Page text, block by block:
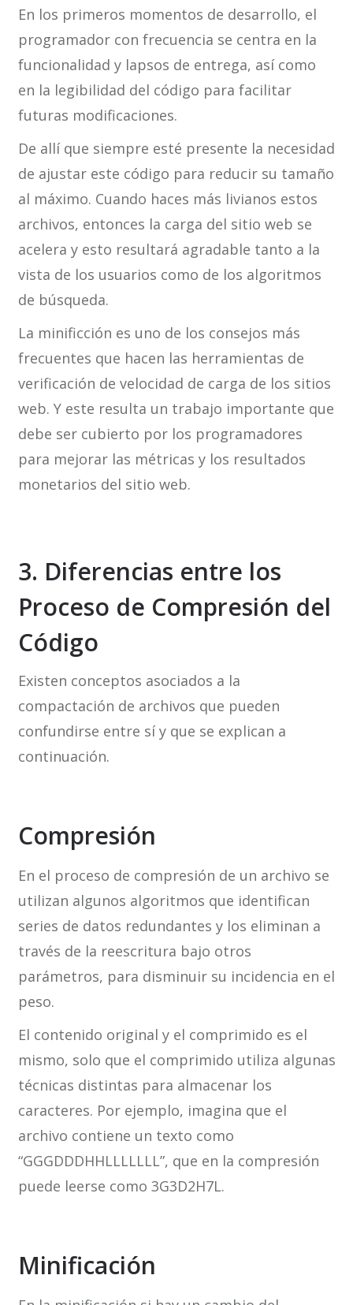
En los primeros momentos de desarrollo, el
programador con frecuencia se centra en la
funcionalidad y lapsos de entrega, así como
en la legibilidad del código para facilitar
futuras modificaciones.
De allí que siempre esté presente la necesidad
de ajustar este código para reducir su tamaño
al máximo. Cuando haces más livianos estos
archivos, entonces la carga del sitio web se
acelera y esto resultará agradable tanto a la
vista de los usuarios como de los algoritmos
de búsqueda.
La minificción es uno de los consejos más
frecuentes que hacen las herramientas de
verificación de velocidad de carga de los sitios
web. Y este resulta un trabajo importante que
debe ser cubierto por los programadores
para mejorar las métricas y los resultados
monetarios del sitio web.
3. Diferencias entre los
Proceso de Compresión del
Código
Existen conceptos asociados a la
compactación de archivos que pueden
confundirse entre sí y que se explican a
continuación.
Compresión
En el proceso de compresión de un archivo se
utilizan algunos algoritmos que identifican
series de datos redundantes y los eliminan a
través de la reescritura bajo otros
parámetros, para disminuir su incidencia en el
peso.
El contenido original y el comprimido es el
mismo, solo que el comprimido utiliza algunas
técnicas distintas para almacenar los
caracteres. Por ejemplo, imagina que el
archivo contiene un texto como
“GGGDDDHHLLLLLLL”, que en la compresión
puede leerse como 3G3D2H7L.
Minificación